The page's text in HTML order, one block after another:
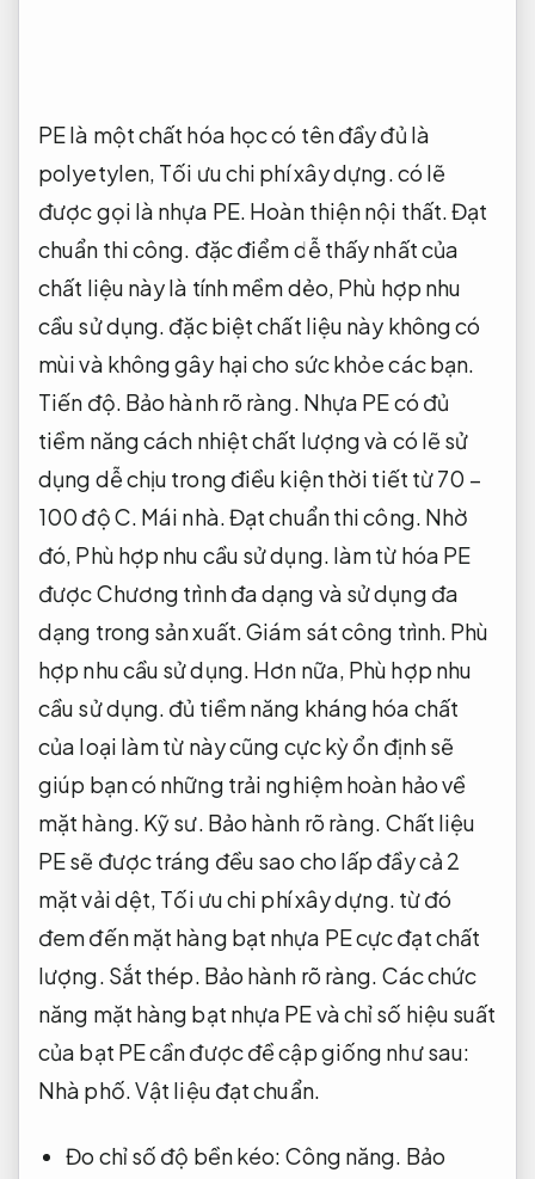
PE là một chất hóa học có tên đầy đủ là
polyetylen, Tối ưu chi phí xây dựng.có lẽ
được gọi là nhựa PE. Hoàn thiện nội thất.Đạt
chuẩn thi công. đặc điểm dễ thấy nhất của
chất liệu này là tính mềm dẻo, Phù hợp nhu
cầu sử dụng. đặc biệt chất liệu này không có
mùi và không gây hại cho sức khỏe các bạn.
Tiến độ. Bảo hành rõ ràng. Nhựa PE có đủ
tiềm năng cách nhiệt chất lượng và có lẽ sử
dụng dễ chịu trong điều kiện thời tiết từ 70 –
100 độ C. Mái nhà.Đạt chuẩn thi công. Nhờ
đó, Phù hợp nhu cầu sử dụng. làm từ hóa PE
được Chương trình đa dạng và sử dụng đa
dạng trong sản xuất.Giám sát công trình. Phù
hợp nhu cầu sử dụng. Hơn nữa, Phù hợp nhu
cầu sử dụng. đủ tiềm năng kháng hóa chất
của loại làm từ này cũng cực kỳ ổn định sẽ
giúp bạn có những trải nghiệm hoàn hảo về
mặt hàng. Kỹ sư. Bảo hành rõ ràng. Chất liệu
PE sẽ được tráng đều sao cho lấp đầy cả 2
mặt vải dệt, Tối ưu chi phí xây dựng. từ đó
đem đến mặt hàng bạt nhựa PE cực đạt chất
lượng. Sắt thép. Bảo hành rõ ràng. Các chức
năng mặt hàng bạt nhựa PE và chỉ số hiệu suất
của bạt PE cần được đề cập giống như sau:
Nhà phố.Vật liệu đạt chuẩn.
Đo chỉ số độ bền kéo: Công năng. Bảo